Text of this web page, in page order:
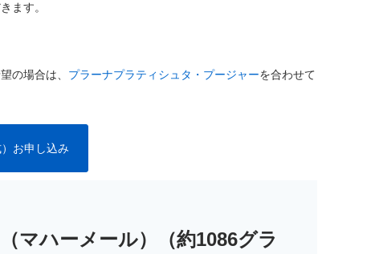
ます。
の場合は、 プラーナプラティシュタ・プージャーを合わせて
お申し込み